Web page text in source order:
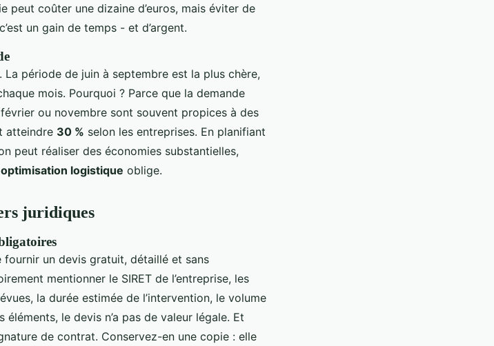
peut coûter une dizaine d’euros, mais éviter de
un gain de temps - et d’argent.
La période de juin à septembre est la plus chère,
mois. Pourquoi ? Parce que la demande
ou novembre sont souvent propices à des
atteindre 30 % selon les entreprises. En planifiant
peut réaliser des économies substantielles,
optimisation logistique oblige.
juridiques
fournir un devis gratuit, détaillé et sans
mentionner le SIRET de l’entreprise, les
la durée estimée de l’intervention, le volume
le devis n’a pas de valeur légale. Et
de contrat. Conservez-en une copie : elle